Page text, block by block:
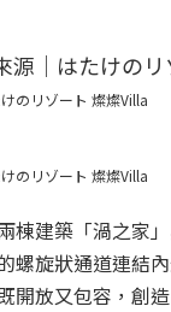
のリゾート 燦燦Villa
のリゾート 燦燦Villa
棟建築「渦之家
螺旋狀通道連結
開放又包容，創